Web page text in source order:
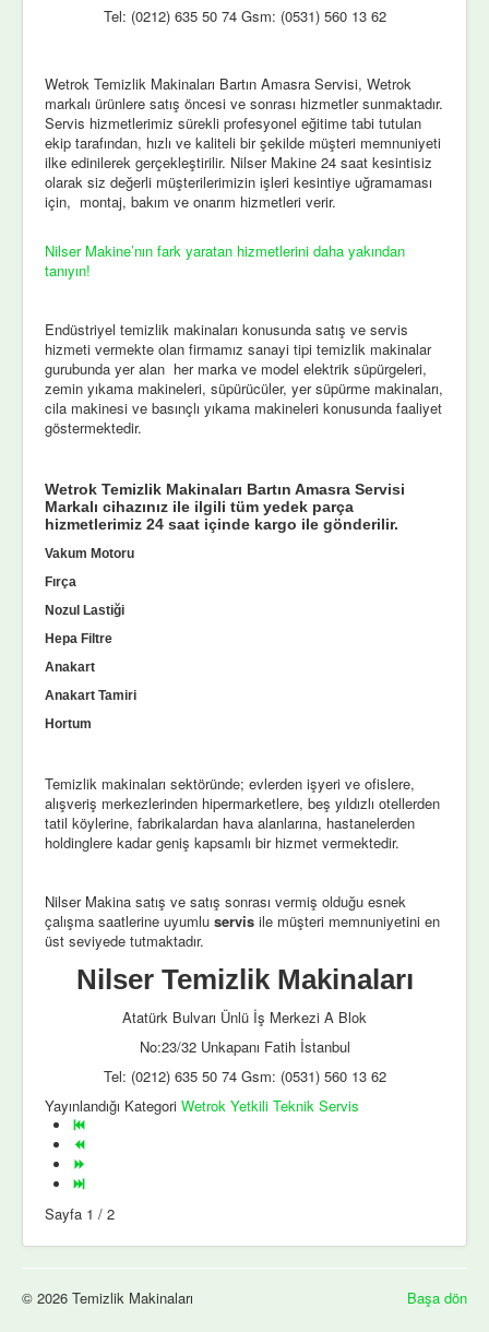
Tel: (0212) 635 50 74 Gsm: (0531) 560 13 62
Wetrok Temizlik Makinaları Bartın Amasra Servisi, Wetrok
markalı ürünlere satış öncesi ve sonrası hizmetler sunmaktadır.
Servis hizmetlerimiz sürekli profesyonel eğitime tabi tutulan
ekip tarafından, hızlı ve kaliteli bir şekilde müşteri memnuniyeti
ilke edinilerek gerçekleştirilir. Nilser Makine 24 saat kesintisiz
olarak siz değerli müşterilerimizin işleri kesintiye uğramaması
için, montaj, bakım ve onarım hizmetleri verir.
Nilser Makine’nın fark yaratan hizmetlerini daha yakından
tanıyın!
Endüstriyel temizlik makinaları konusunda satış ve servis
hizmeti vermekte olan firmamız sanayi tipi temizlik makinalar
gurubunda yer alan her marka ve model elektrik süpürgeleri,
zemin yıkama makineleri, süpürücüler, yer süpürme makinaları,
cila makinesi ve basınçlı yıkama makineleri konusunda faaliyet
göstermektedir.
Wetrok Temizlik Makinaları Bartın Amasra Servisi
Markalı cihazınız ile ilgili tüm yedek parça
hizmetlerimiz 24 saat içinde kargo ile gönderilir.
Vakum Motoru
Fırça
Nozul Lastiği
Hepa Filtre
Anakart
Anakart Tamiri
Hortum
Temizlik makinaları sektöründe; evlerden işyeri ve ofislere,
alışveriş merkezlerinden hipermarketlere, beş yıldızlı otellerden
tatil köylerine, fabrikalardan hava alanlarına, hastanelerden
holdinglere kadar geniş kapsamlı bir hizmet vermektedir.
Nilser Makina satış ve satış sonrası vermiş olduğu esnek
çalışma saatlerine uyumlu servis ile müşteri memnuniyetini en
üst seviyede tutmaktadır.
Nilser Temizlik Makinaları
Atatürk Bulvarı Ünlü İş Merkezi A Blok
No:23/32 Unkapanı Fatih İstanbul
Tel: (0212) 635 50 74 Gsm: (0531) 560 13 62
Yayınlandığı Kategori Wetrok Yetkili Teknik Servis
Sayfa 1 / 2
Başa dön
© 2026 Temizlik Makinaları